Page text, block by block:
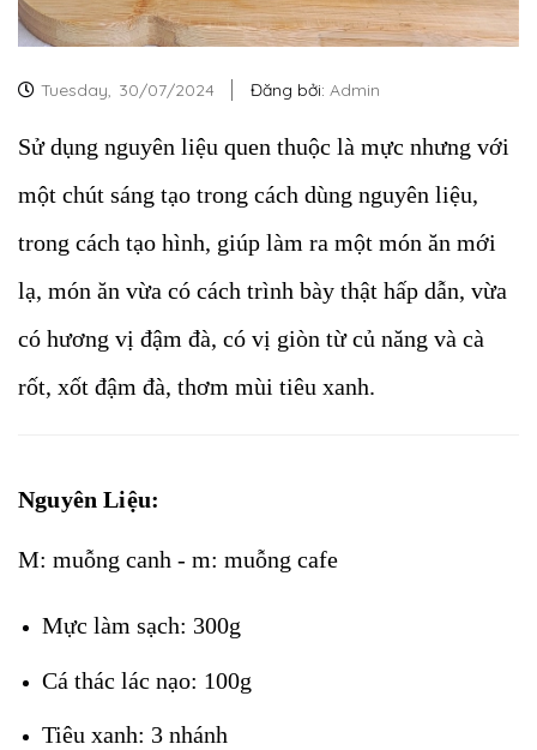
Tuesday, 30/07/2024 Đăng bởi: Admin
Sử dụng nguyên liệu quen thuộc là mực nhưng với
một chút sáng tạo trong cách dùng nguyên liệu,
trong cách tạo hình, giúp làm ra một món ăn mới
lạ, món ăn vừa có cách trình bày thật hấp dẫn, vừa
có hương vị đậm đà, có vị giòn từ củ năng và cà
rốt, xốt đậm đà, thơm mùi tiêu xanh.
Nguyên Liệu:
M: muỗng canh - m: muỗng cafe
Mực làm sạch: 300g
Cá thác lác nạo: 100g
Tiêu xanh: 3 nhánh